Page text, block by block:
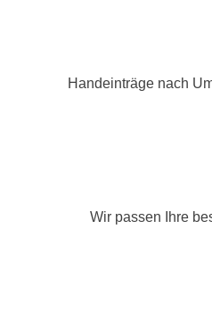
Handeinträge nach
Wir passen Ihre